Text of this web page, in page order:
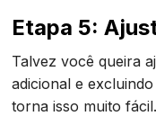
Etapa 5:
Talvez você queira
adicional e
torna isso muito